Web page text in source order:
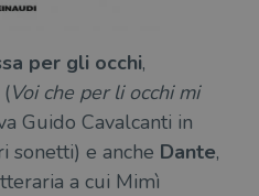
per gli occhi,
(Voi che per li occhi mi
Guido Cavalcanti in
sonetti) e anche Dante,
a cui Mimì